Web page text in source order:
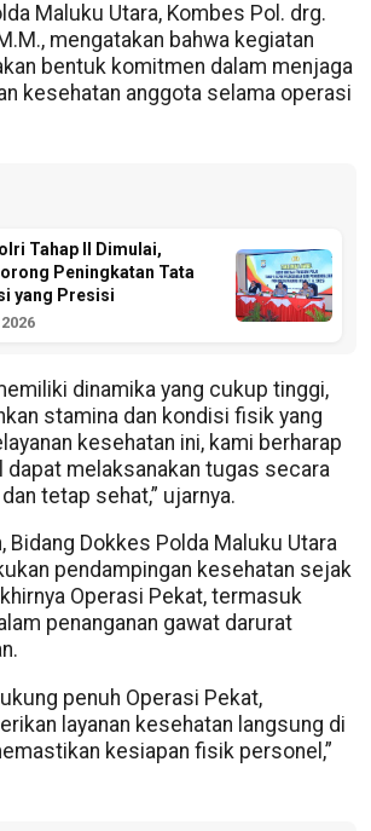
Maluku Utara, Kombes Pol. drg.
mengatakan bahwa kegiatan
bentuk komitmen dalam menjaga
kesehatan anggota selama operasi
Tahap II Dimulai,
Peningkatan Tata
yang Presisi
dinamika yang cukup tinggi,
stamina dan kondisi fisik yang
kesehatan ini, kami berharap
melaksanakan tugas secara
tetap sehat,” ujarnya.
Bidang Dokkes Polda Maluku Utara
pendampingan kesehatan sejak
Operasi Pekat, termasuk
penanganan gawat darurat
penuh Operasi Pekat,
layanan kesehatan langsung di
kesiapan fisik personel,”